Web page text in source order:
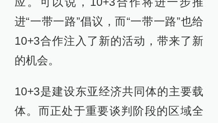
进“一带一路”倡议，而“一带一路”也给
10+3合作注入了新的活动，带来了新
的机会。
10+3是建设东亚经济共同体的主要载
体。而正处于重要谈判阶段的区域全